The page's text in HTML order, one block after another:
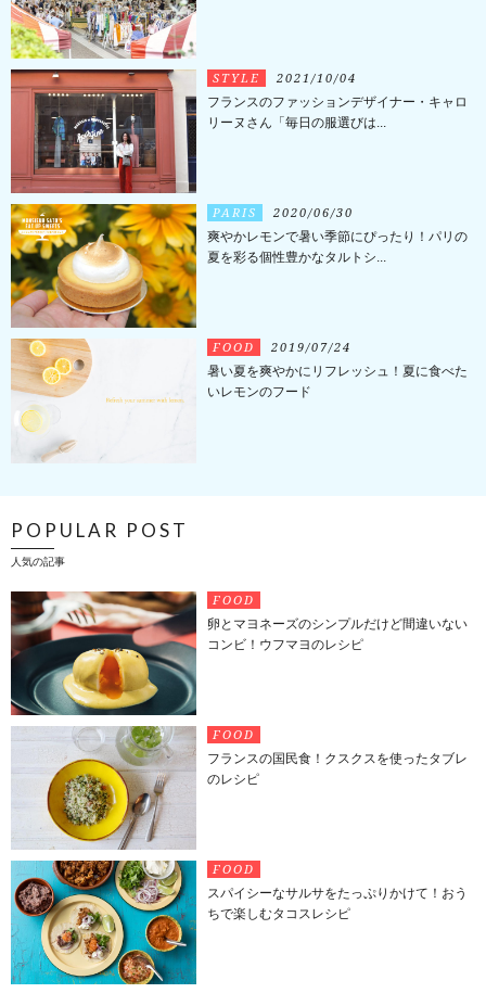
STYLE 2021/10/04
フランスのファッションデザイナー・キャロ
リーヌさん「毎日の服選びは...
PARIS 2020/06/30
爽やかレモンで暑い季節にぴったり！パリの
夏を彩る個性豊かなタルトシ...
FOOD 2019/07/24
暑い夏を爽やかにリフレッシュ！夏に食べた
いレモンのフード
POPULAR POST
人気の記事
FOOD
卵とマヨネーズのシンプルだけど間違いない
コンビ！ウフマヨのレシピ
FOOD
フランスの国民食！クスクスを使ったタブレ
のレシピ
FOOD
スパイシーなサルサをたっぷりかけて！おう
ちで楽しむタコスレシピ